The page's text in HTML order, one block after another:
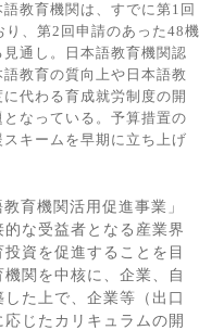
教育機関は、すでに第 1 回
り、第2 回申請のあった48機
通し。日本語教育機関認
教育の質向上や日本語教
代わる育成就労制度の開
なっている。予算措置の
キームを早期に立ち上げ
育機関活用促進事業」
な受益者となる産業界
資を促進することを目
関を中核に、企業、自
た上で、企業等（出口
じたカリキュラムの開